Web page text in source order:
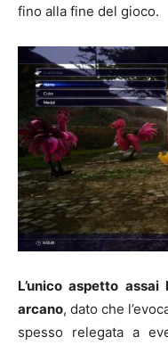
fino alla fine del gioco.
L’unico aspetto
arcano, dato che
spesso relegata a